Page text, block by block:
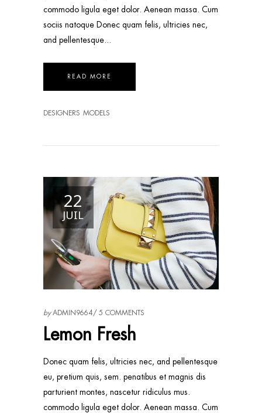
commodo ligula eget dolor. Aenean massa. Cum
sociis natoque Donec quam felis, ultricies nec,
and pellentesque
READ MORE
DESIGNERS MODELS
22
JUIL
byADMIN9664 5 COMMENTS
Lemon Fresh
Donec quam felis, ultricies nec, and pellentesque
eu, pretium quis, sem. penatibus et magnis dis
parturient montes, nascetur ridiculus mus.
commodo ligula eget dolor. Aenean massa. Cum